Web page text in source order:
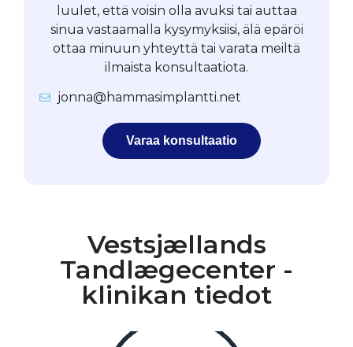
luulet, että voisin olla avuksi tai auttaa
sinua vastaamalla kysymyksiisi, älä epäröi
ottaa minuun yhteyttä tai varata meiltä
ilmaista konsultaatiota.
jonna@hammasimplantti.net
Varaa konsultaatio
Vestsjællands
Tandlægecenter -
klinikan tiedot